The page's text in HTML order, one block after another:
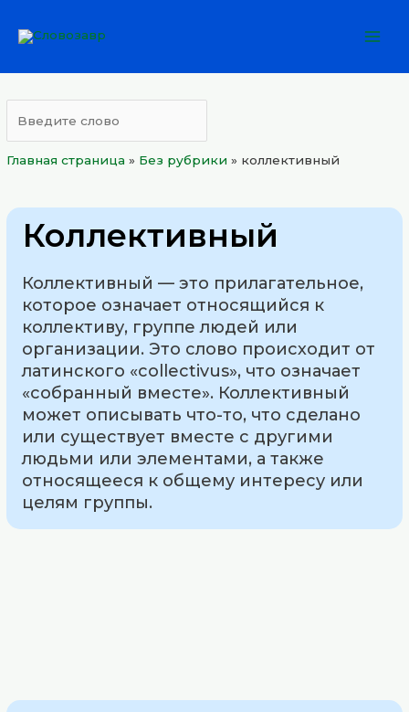
Главная страница » Без рубрики » коллективный
Коллективный
Коллективный — это прилагательное,
которое означает относящийся к
коллективу, группе людей или
организации. Это слово происходит от
латинского «collectivus», что означает
«собранный вместе». Коллективный
может описывать что-то, что сделано
или существует вместе с другими
людьми или элементами, а также
относящееся к общему интересу или
целям группы.